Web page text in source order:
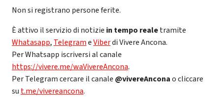
Non si registrano persone ferite.
È attivo il servizio di notizie in tempo realetramite
Whatasapp, TelegrameViberdi Vivere Ancona.
Per Whatsapp iscriversi al canale
https://vivere.me/waVivereAncona.
Per Telegram cercare il canale @vivereAnconao cliccare
su t.me/vivereancona.